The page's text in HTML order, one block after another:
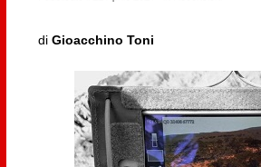
di Gioacchino Toni